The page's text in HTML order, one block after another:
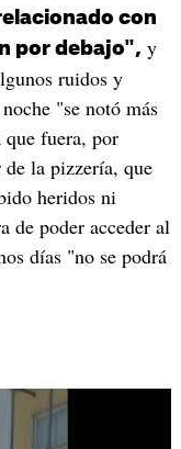
con
por debajo", y
ruidos y
"se notó más
que fuera, por
la pizzería, que
heridos ni
de poder acceder al
días "no se podrá